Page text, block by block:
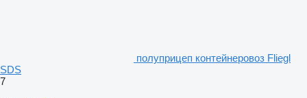
полуприцеп контейнеровоз Fliegl
SDS
7